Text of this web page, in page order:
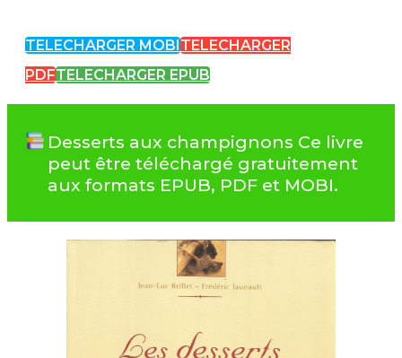
TELECHARGER MOBI TELECHARGER
PDFTELECHARGER EPUB
Desserts aux champignons Ce livre
peut être téléchargé gratuitement
aux formats EPUB, PDF et MOBI.